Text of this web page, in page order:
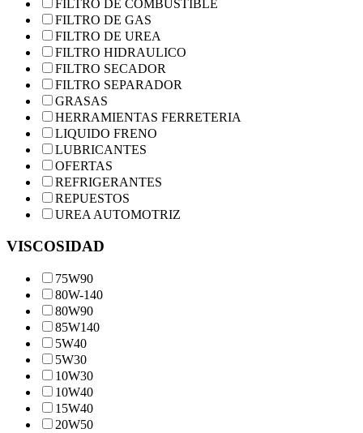
FILTRO DE COMBUSTIBLE
FILTRO DE GAS
FILTRO DE UREA
FILTRO HIDRAULICO
FILTRO SECADOR
FILTRO SEPARADOR
GRASAS
HERRAMIENTAS FERRETERIA
LIQUIDO FRENO
LUBRICANTES
OFERTAS
REFRIGERANTES
REPUESTOS
UREA AUTOMOTRIZ
VISCOSIDAD
75W90
80W-140
80W90
85W140
5W40
5W30
10W30
10W40
15W40
20W50